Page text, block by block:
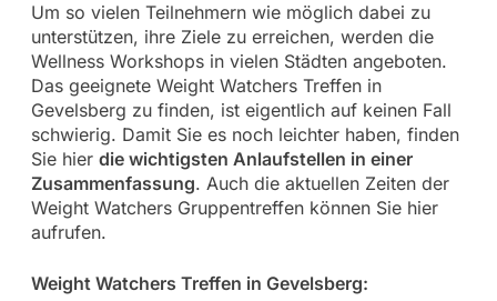
Um so vielen Teilnehmern wie möglich dabei zu
unterstützen, ihre Ziele zu erreichen, werden die
Wellness Workshops in vielen Städten angeboten.
Das geeignete Weight Watchers Treffen in
Gevelsberg zu finden, ist eigentlich auf keinen Fall
schwierig. Damit Sie es noch leichter haben, finden
Sie hier die wichtigsten Anlaufstellen in einer
Zusammenfassung. Auch die aktuellen Zeiten der
Weight Watchers Gruppentreffen können Sie hier
aufrufen.
Weight Watchers Treffen in Gevelsberg: